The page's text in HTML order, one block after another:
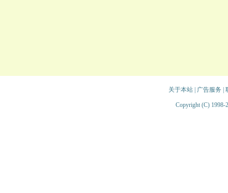
关于本站| 广告服务
Copyright (C) 1998-